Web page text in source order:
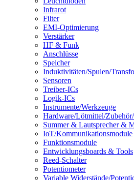
Infrarot
Filter
EMI-Optimierung
Verstärker
HF & Funk
Anschlüsse
Speicher
Induktivitäten/Spulen/
Sensoren
Treiber-ICs
Logik-ICs
Instrumente/Werkzeuge
Hardware/Lötmittel/
Summer & Lautsprecher &
IoT/Kommunikationsmodule
Funktionsmodule
Entwicklungsboards & Tools
Reed-Schalter
Potentiometer
Variable Widerstände/